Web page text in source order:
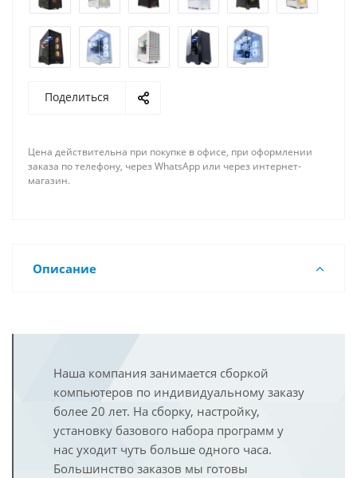
Поделиться
Цена действительна при покупке в офисе, при оформлении
заказа по телефону, через WhatsApp или через интернет-
магазин.
Описание
Наша компания занимается сборкой
компьютеров по индивидуальному заказу
более 20 лет. На сборку, настройку,
установку базового набора программ у
нас уходит чуть больше одного часа.
Большинство заказов мы готовы